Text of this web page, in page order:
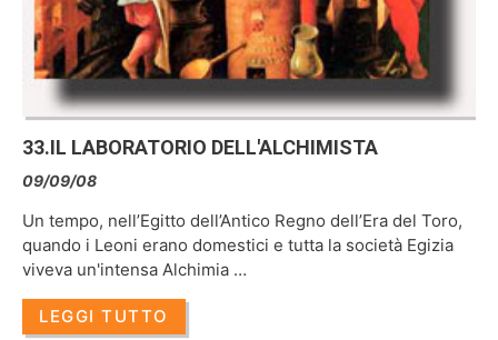
33.IL LABORATORIO DELL'ALCHIMISTA
09/09/08
Un tempo, nell’Egitto dell’Antico Regno dell’Era del Toro,
quando i Leoni erano domestici e tutta la società Egizia
viveva un'intensa Alchimia …
LEGGI TUTTO